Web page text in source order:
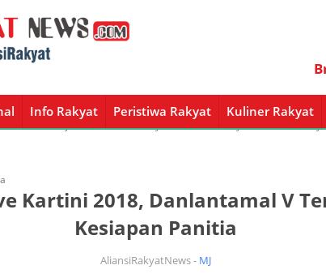
Info Rakyat Peristiwa Rakyat Kuliner Rakyat
Info Rakyat Peristiwa Rakyat Kuliner Rakyat Wisata
Kartini 2018, Danlantamal V
Kesiapan Panitia
AliansiRakyatNews - MJ